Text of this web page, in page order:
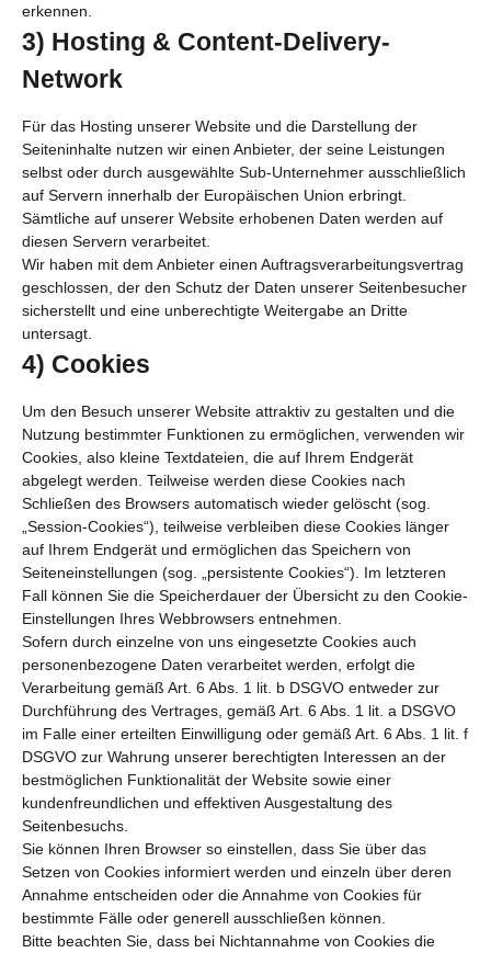
erkennen.
3) Hosting & Content-Delivery-
Network
Für das Hosting unserer Website und die Darstellung der
Seiteninhalte nutzen wir einen Anbieter, der seine Leistungen
selbst oder durch ausgewählte Sub-Unternehmer ausschließlich
auf Servern innerhalb der Europäischen Union erbringt.
Sämtliche auf unserer Website erhobenen Daten werden auf
diesen Servern verarbeitet.
Wir haben mit dem Anbieter einen Auftragsverarbeitungsvertrag
geschlossen, der den Schutz der Daten unserer Seitenbesucher
sicherstellt und eine unberechtigte Weitergabe an Dritte
untersagt.
4) Cookies
Um den Besuch unserer Website attraktiv zu gestalten und die
Nutzung bestimmter Funktionen zu ermöglichen, verwenden wir
Cookies, also kleine Textdateien, die auf Ihrem Endgerät
abgelegt werden. Teilweise werden diese Cookies nach
Schließen des Browsers automatisch wieder gelöscht (sog.
„Session-Cookies“), teilweise verbleiben diese Cookies länger
auf Ihrem Endgerät und ermöglichen das Speichern von
Seiteneinstellungen (sog. „persistente Cookies“). Im letzteren
Fall können Sie die Speicherdauer der Übersicht zu den Cookie-
Einstellungen Ihres Webbrowsers entnehmen.
Sofern durch einzelne von uns eingesetzte Cookies auch
personenbezogene Daten verarbeitet werden, erfolgt die
Verarbeitung gemäß Art. 6 Abs. 1 lit. b DSGVO entweder zur
Durchführung des Vertrages, gemäß Art. 6 Abs. 1 lit. a DSGVO
im Falle einer erteilten Einwilligung oder gemäß Art. 6 Abs. 1 lit. f
DSGVO zur Wahrung unserer berechtigten Interessen an der
bestmöglichen Funktionalität der Website sowie einer
kundenfreundlichen und effektiven Ausgestaltung des
Seitenbesuchs.
Sie können Ihren Browser so einstellen, dass Sie über das
Setzen von Cookies informiert werden und einzeln über deren
Annahme entscheiden oder die Annahme von Cookies für
bestimmte Fälle oder generell ausschließen können.
Bitte beachten Sie, dass bei Nichtannahme von Cookies die